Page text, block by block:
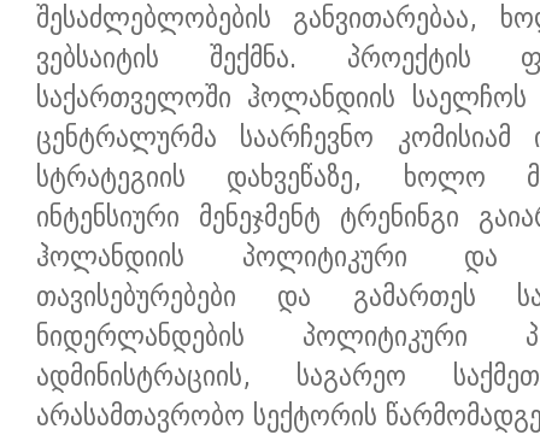
შესაძლებლობების განვითარებაა,
ვებსაიტის შექმნა. პროექტის
საქართველოში ჰოლანდიის საელჩოს
ცენტრალურმა საარჩევნო კომისიამ
სტრატეგიის დახვეწაზე, ხოლო
ინტენსიური მენეჯმენტ ტრენინგი
ჰოლანდიის პოლიტიკური და
თავისებურებები და გამართეს
ნიდერლანდების პოლიტიკური
ადმინისტრაციის, საგარეო
არასამთავრობო სექტორის